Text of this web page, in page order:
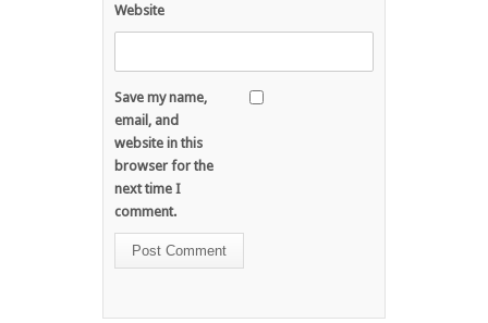
Website
Save my name,
email, and
website in this
browser for the
next time I
comment.